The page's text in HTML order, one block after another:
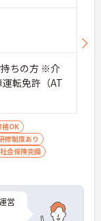
ちの方 ※介
転免許（AT
格OK
修制度あり
社会保険完備
営